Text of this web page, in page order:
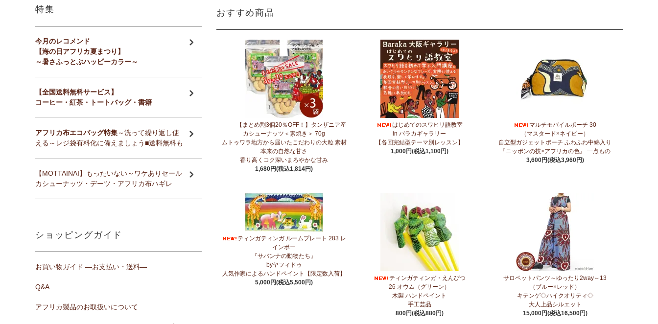
7/17：フリルマルチストール新入荷！ ～腰や首に巻いてアレンジ無限大！
7/10：ティンガティンガ・アート～マサイの作品 新入荷！
7/10：ティンガティンガ・アート～Sサイズの作品 新入荷！作家名ごとに2つのカテゴリーでご紹介します
→ 作家名 A―L
→ 作家名 M―Z
カンガ2026新柄 タンザニアより完全限定入荷！ ～アフリカの生活布～
7/3： 【まとめ割SALE！】3個で10％OFF！タンザニア産カシューナッツ＜素焼き＞＜うす塩＞～こだわりの大粒 香り高くコク深いま
ろやかな甘み～
マルチモバイルポーチ 新入荷！『ニッポンの技×アフリカの色』
6/30：ティンガティンガ・アート～Sサイズの作品 新入荷！作家名ごとに2つのカテゴリーでご紹介します
6/24：アフリカスクワランオイル～100％天然由来成分、無添加～
ティンガティンガ ステッカー 新入荷！ダイカットシール ミニデコステッカー
6/11：スクエアトートバッグ～キテンゲ本革仕立て
～キテンゲ◇ハイクオリティ◇で仕立てた新作登場！『ニッポンの技×アフリカの
大人気！フレアスリーブ ロングワンピース
アフリカンピアスアフリカンアクセサリーコーナー新入荷！～天然素材 環境配慮したエシカル製品～
アフリカンアクセサリーコーナー新入荷！～天然素材 環境配慮したエシカル製品～
おすすめ商品
【まとめ割3個20％OFF！】タンザニア産
カシューナッツ＜素焼き＞ 70g
ムトゥワラ地方から届いたこだわりの大粒 素材
本来の自然な甘さ
香り高くコク深いまろやかな甘み
1,680円(税込1,814円)
はじめてのスワヒリ語教室
in バラカギャラリー
【各回完結型テーマ別レッスン】
1,000円(税込1,100円)
マルチモバイルポーチ 30
（マスタード×ネイビー）
自立型ガジェットポーチ ふわふわ中綿入り
『ニッポンの技×アフリカの色』 一点もの
3,600円(税込3,960円)
ティンガティンガ ルームプレート 283 レ
インボー
『サバンナの動物たち』
byヤフィドゥ
人気作家によるハンドペイント【限定数入荷】
5,000円(税込5,500円)
ティンガティンガ・えんぴつ
26 オウム（グリーン）
木製 ハンドペイント
手工芸品
800円(税込880円)
サロペットパンツ～ゆったり2way～13
（ブルー×レッド）
キテンゲ◇ハイクオリティ◇
大人上品シルエット
15,000円(税込16,500円)
特集
今月のレコメンド
【海の日アフリカ夏まつり】
～暑さふっとぶハッピーカラー～
【全国送料無料サービス】
コーヒー・紅茶・トートバッグ・書籍
アフリカ布エコバッグ特集～洗って繰り返し使
える～レジ袋有料化に備えましょう■送料無料も
【MOTTAINAI】もったいない～ワケありセール
カシューナッツ・デーツ・アフリカ布ハギレ
ショッピングガイド
お買い物ガイド ―お支払い・送料―
Q&A
アフリカ製品のお取扱いについて